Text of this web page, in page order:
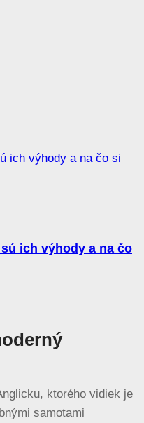
ich výhody a na čo
ktorého vidiek je
samotami